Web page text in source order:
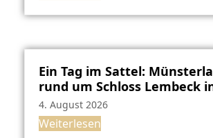
Ein Tag im Sattel:
rund um Schloss Lembeck
4. August 2026
Weiterlesen